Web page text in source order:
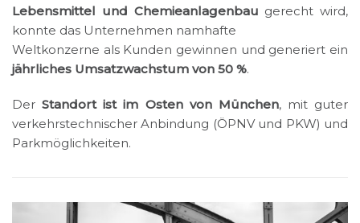
Lebensmittel und Chemieanlagenbau gerecht wird,
konnte das Unternehmen namhafte
Weltkonzerne als Kunden gewinnen und generiert ein
jährliches Umsatzwachstum von 50 %.
DerStandort ist im Osten von München, mit guter
verkehrstechnischer Anbindung (ÖPNV und PKW) und
Parkmöglichkeiten.